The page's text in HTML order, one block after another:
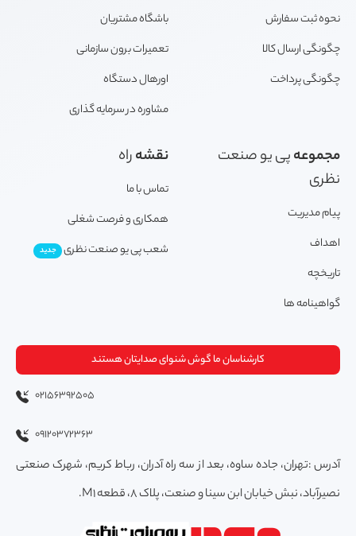
نحوه ثبت سفارش
چگونگی ارسال کالا
چگونگی پرداخت
باشگاه مشتریان
تعمیرات برون سازمانی
اورهال دستگاه
مشاوره در سرمایه گذاری
مجموعهپی یو صنعت
نظری
پیام مدیریت
اهداف
تاریخچه
گواهینامه ها
نقشهراه
تماس با ما
همکاری و فرصت شغلی
شعب پی یو صنعت نظری جدید
کارشناسان ما گوش شنوای صدایتان هستند
02156392505
09120372363
آدرس :تهران، جاده ساوه، بعد از سه راه آدران، رباط کریم، شهرک صنعتی
نصیرآباد، نبش خیابان ابن سینا و صنعت، پلاک 8، قطعه M1.